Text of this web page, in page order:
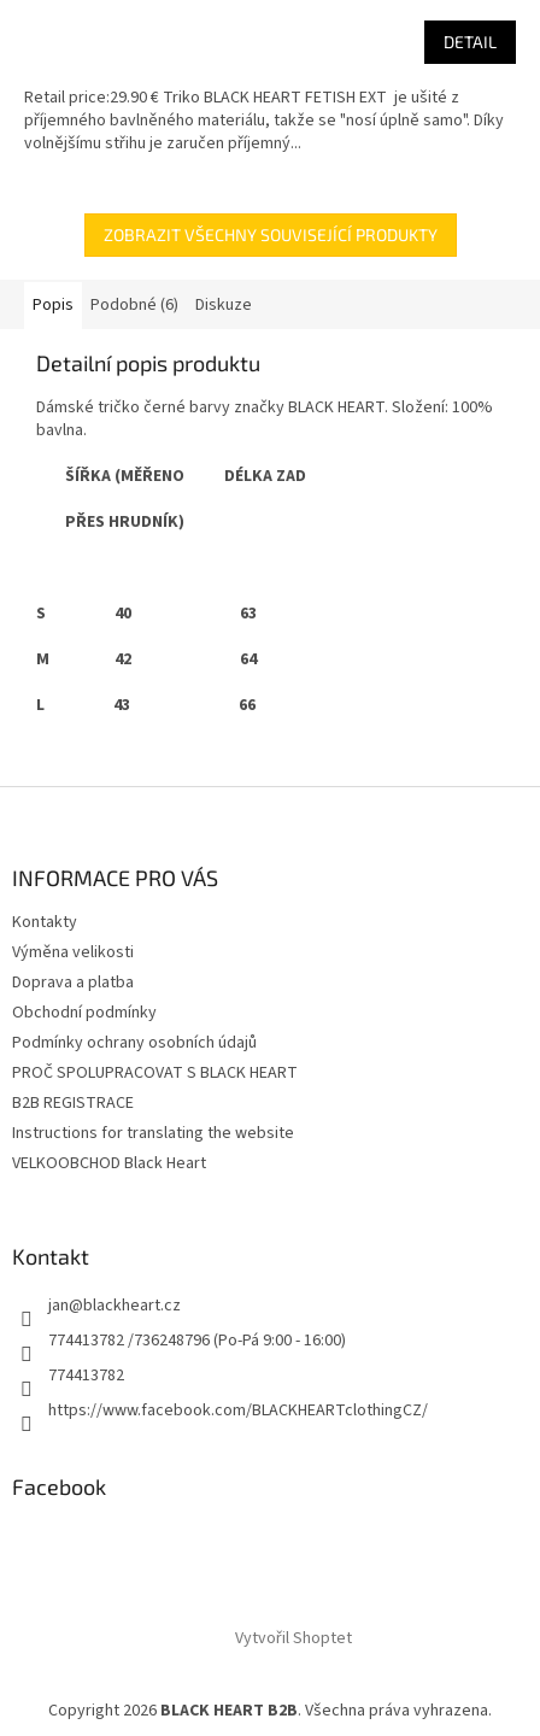
DETAIL
Retail price:29.90 € Triko BLACK HEART FETISH EXT je ušité z
příjemného bavlněného materiálu, takže se "nosí úplně samo". Díky
volnějšímu střihu je zaručen příjemný...
ZOBRAZIT VŠECHNY SOUVISEJÍCÍ PRODUKTY
Popis Podobné (6) Diskuze
Detailní popis produktu
Dámské tričko černé barvy značky BLACK HEART. Složení: 100%
bavlna.
ŠÍŘKA (MĚŘENO DÉLKA ZAD
PŘES HRUDNÍK)
S 40 63
M 42 64
L 43 66
INFORMACE PRO VÁS
Kontakty
Výměna velikosti
Doprava a platba
Obchodní podmínky
Podmínky ochrany osobních údajů
PROČ SPOLUPRACOVAT S BLACK HEART
B2B REGISTRACE
Instructions for translating the website
VELKOOBCHOD Black Heart
Kontakt
jan@blackheart.cz
774413782 /736248796 (Po-Pá 9:00 - 16:00)
774413782
https://www.facebook.com/BLACKHEARTclothingCZ/
Facebook
Vytvořil Shoptet
Copyright 2026 BLACK HEART B2B. Všechna práva vyhrazena.